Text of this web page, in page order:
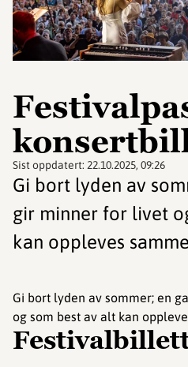
Sist oppdatert: 22.10.2025, 09:26
Gi bort lyden av
gir minner for livet
kan oppleves
Gi bort lyden av sommer; en
og som best av alt kan